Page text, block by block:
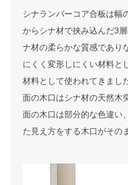
シナランバーコア合板は幅
からシナ材で挟み込んだ3
ナ材の柔らかな質感であり
にくく変形しにくい材料と
材料として使われてきまし
面の木口はシナ材の天然木
面の木口は部分的な色違い
た見え方をする木口がその